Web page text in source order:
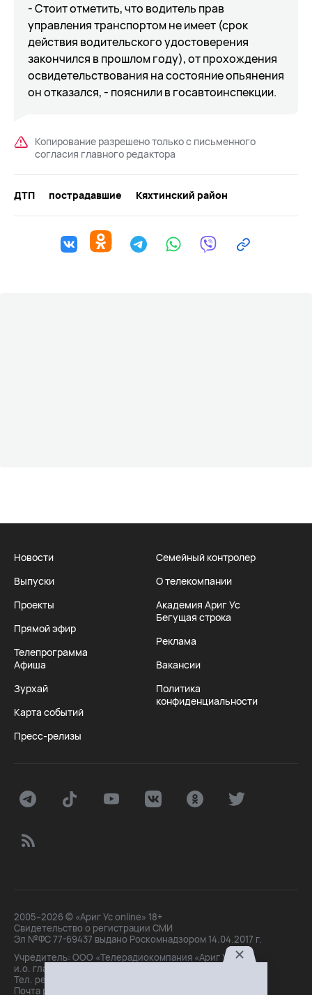
- Стоит отметить, что водитель прав
управления транспортом не имеет (срок
действия водительского удостоверения
закончился в прошлом году), от прохождения
освидетельствования на состояние опьянения
он отказался, - пояснили в госавтоинспекции.
Копирование разрешено только с письменного
согласия главного редактора
ДТП пострадавшие Кяхтинский район
Новости
Выпуски
Проекты
Прямой эфир
Телепрограмма
Афиша
Зурхай
Карта событий
Пресс-релизы
Семейный контролер
О телекомпании
Академия Ариг Ус
Бегущая строка
Реклама
Вакансии
Политика
конфиденциальности
2005–2026 © «Ариг Ус online» 18+
Свидетельство о регистрации СМИ
Эл №ФС 77-69437 выдано Роскомнадзором 14.04.2017 г.
Учредитель: ООО «Телерадиокомпания «Ариг Ус»,
и.о. главного редактора: Маханова О.Б.
Тел. peдakции: +7(3012)21-30-14,
Почта peдakции: editor@arigus.tv